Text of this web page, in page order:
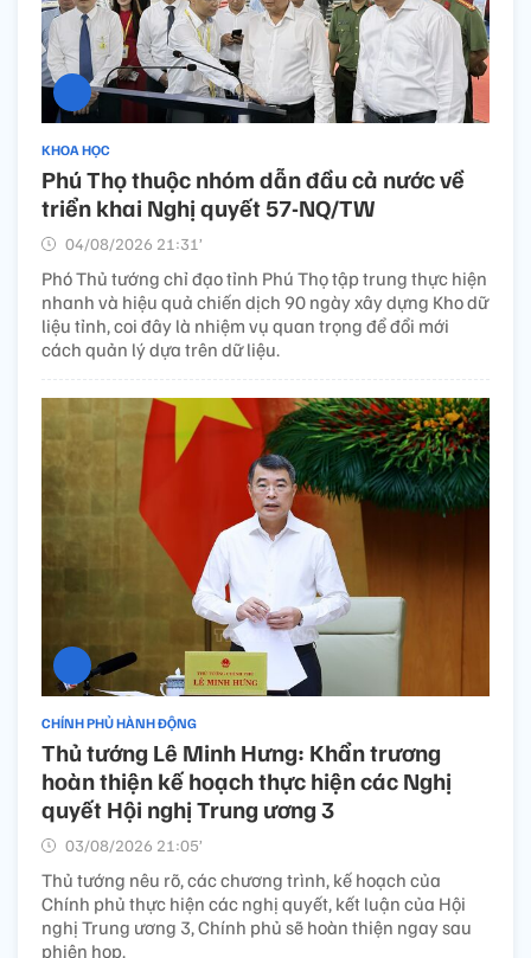
KHOA HỌC
Phú Thọ thuộc nhóm dẫn đầu cả nước về
triển khai Nghị quyết 57-NQ/TW
04/08/2026 21:31’
Phó Thủ tướng chỉ đạo tỉnh Phú Thọ tập trung thực hiện
nhanh và hiệu quả chiến dịch 90 ngày xây dựng Kho dữ
liệu tỉnh, coi đây là nhiệm vụ quan trọng để đổi mới
cách quản lý dựa trên dữ liệu.
CHÍNH PHỦ HÀNH ĐỘNG
Thủ tướng Lê Minh Hưng: Khẩn trương
hoàn thiện kế hoạch thực hiện các Nghị
quyết Hội nghị Trung ương 3
03/08/2026 21:05’
Thủ tướng nêu rõ, các chương trình, kế hoạch của
Chính phủ thực hiện các nghị quyết, kết luận của Hội
nghị Trung ương 3, Chính phủ sẽ hoàn thiện ngay sau
phiên họp.